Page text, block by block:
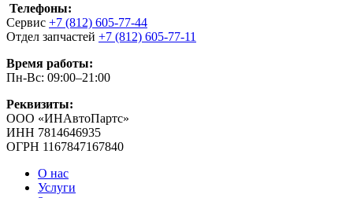
Телефоны:
Сервис +7 (812) 605-77-44
Отдел запчастей +7 (812) 605-77-11
Время работы:
Пн-Вс: 09:00–21:00
Реквизиты:
ООО «ИНАвтоПартс»
ИНН 7814646935
ОГРН 1167847167840
О нас
Услуги